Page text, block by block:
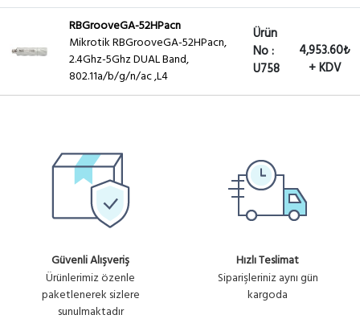
RBGrooveGA-52HPacn
Mikrotik RBGrooveGA-52HPacn,
2.4Ghz-5Ghz DUAL Band,
802.11a/b/g/n/ac ,L4
Ürün
No :
U758
4,953.60₺
+ KDV
Güvenli Alışveriş
Ürünlerimiz özenle
paketlenerek sizlere
sunulmaktadır
Hızlı Teslimat
Siparişleriniz aynı gün
kargoda